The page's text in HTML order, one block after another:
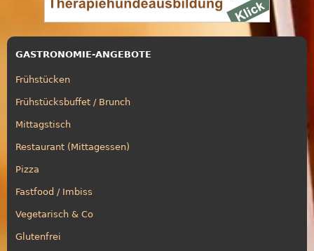
GASTRONOMIE-ANGEBOTE
Frühstücken
Frühstücksbuffet / Brunch
Mittagstisch
Restaurant (Mittagessen)
Pizza
Fastfood / Imbiss
Vegetarisch & Co
Glutenfrei